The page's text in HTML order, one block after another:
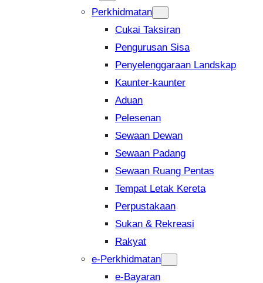
Perkhidmatan
Cukai Taksiran
Pengurusan Sisa
Penyelenggaraan Landskap
Kaunter-kaunter
Aduan
Pelesenan
Sewaan Dewan
Sewaan Padang
Sewaan Ruang Pentas
Tempat Letak Kereta
Perpustakaan
Sukan & Rekreasi
Rakyat
e-Perkhidmatan
e-Bayaran